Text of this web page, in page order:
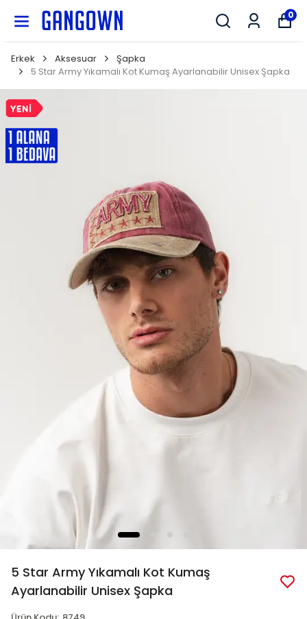
0
Erkek Aksesuar
Şapka
5 Star Army Yıkamalı Kot Kumaş Ayarlanabilir Unisex Şapka
5 Star Army Yıkamalı Kot Kumaş
Ayarlanabilir Unisex Şapka